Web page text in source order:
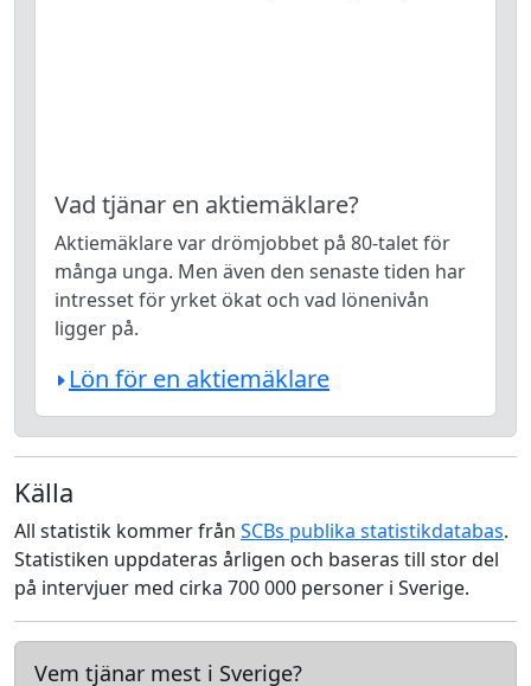
Vad tjänar en aktiemäklare?
Aktiemäklare var drömjobbet på 80-talet för
många unga. Men även den senaste tiden har
intresset för yrket ökat och vad lönenivån
ligger på.
Lön för en aktiemäklare
Källa
All statistik kommer från SCBs publika statistikdatabas.
Statistiken uppdateras årligen och baseras till stor del
på intervjuer med cirka 700 000 personer i Sverige.
Vem tjänar mest i Sverige?